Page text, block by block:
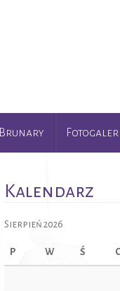
Brunary
Kalendarz
Sierpień 2026
P W Ś C